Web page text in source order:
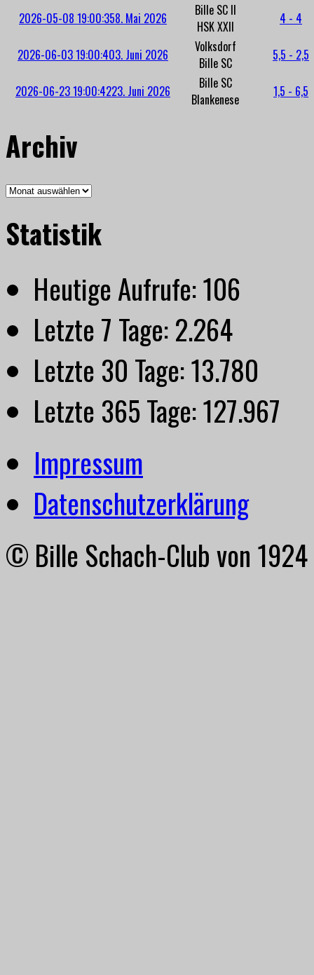
2026-05-08 19:00:358. Mai 2026
Bille SC II
HSK XXII
4 - 4
2026-06-03 19:00:403. Juni 2026
Volksdorf
Bille SC
5,5 - 2,5
2026-06-23 19:00:4223. Juni 2026
Bille SC
Blankenese
1,5 - 6,5
Archiv
Archiv
Statistik
Heutige Aufrufe:106
Letzte 7 Tage:2.264
Letzte 30 Tage:13.780
Letzte 365 Tage:127.967
Impressum
Datenschutzerklärung
© Bille Schach-Club von